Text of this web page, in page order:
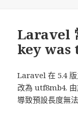
Laravel
key was
Laravel 在 5.4
改為 utf8mb4.
導致預設長度無